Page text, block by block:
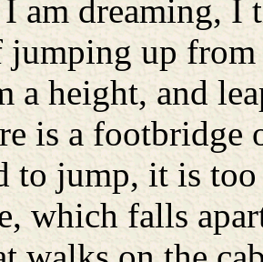
am dreaming, I
jumping up
a height, and
is a
to jump, it is
which falls